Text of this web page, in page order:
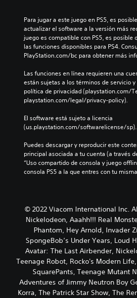
Para jugar a este juego en PS5, es
actualizar el software a la versión más
juego es compatible con PS5, es posible
las funciones disponibles para PS4.
PlayStation.com/bc para obtener más
Las funciones en línea requieren una
están sujetas a los términos de servicio
política de privacidad (playstation.com/
playstation.com/legal/privacy-policy).
El software está sujeto a licencia
(us.playstation.com/softwarelicense/sp).
Puedes descargar y reproducir este
principal asociada a tu cuenta (a través
“Uso compartido de consola y juego
consola PS5 a la que entres con tu
© 2022 Viacom International Inc.
Nickelodeon, Aaahh!!! Real
Phantom, Hey Arnold, Invader
SpongeBob’s Under Years, Loud
Avatar: The Last Airbender,
Teenage Robot, Rocko's Modern
SquarePants, Teenage Mutant
Adventures of Jimmy Neutron Boy
Korra, The Patrick Star Show, The